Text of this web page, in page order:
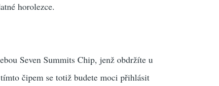
horolezce.
Seven Summits Chip, jenž obdržíte u
čipem se totiž budete moci přihlásit